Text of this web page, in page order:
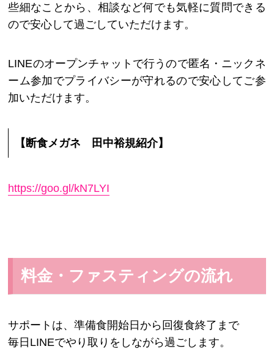
些細なことから、相談など何でも気軽に質問できる
ので安心して過ごしていただけます。
LINEのオープンチャットで行うので匿名・ニックネ
ーム参加でプライバシーが守れるので安心してご参
加いただけます。
【断食メガネ 田中裕規紹介】
https://goo.gl/kN7LYI
料金・ファスティングの流れ
サポートは、準備食開始日から回復食終了まで
毎日LINEでやり取りをしながら過ごします。